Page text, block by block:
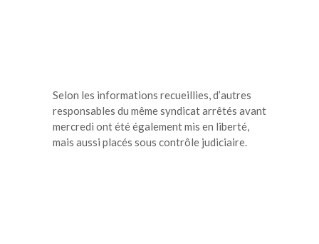
Selon les informations recueillies, d’autres
responsables du même syndicat arrêtés avant
mercredi ont été également mis en liberté,
mais aussi placés sous contrôle judiciaire.